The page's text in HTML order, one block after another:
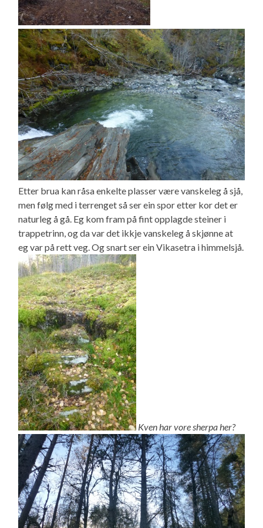
Etter brua kan råsa enkelte plasser være vanskeleg å sjå,
men følg med i terrenget så ser ein spor etter kor det er
naturleg å gå. Eg kom fram på fint opplagde steiner i
trappetrinn, og da var det ikkje vanskeleg å skjønne at
eg var på rett veg. Og snart ser ein Vikasetra i himmelsjå.
Kven har vore sherpa her?